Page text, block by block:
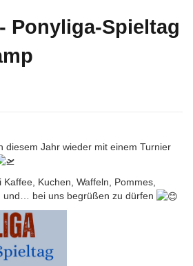
Ponyliga-Spieltag
diesem Jahr wieder mit einem Turnier
Kuchen, Waffeln, Pommes,
und… bei uns begrüßen zu dürfen